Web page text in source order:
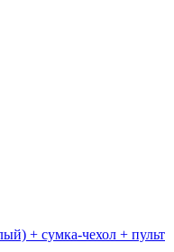
+ сумка-чехол + пульт